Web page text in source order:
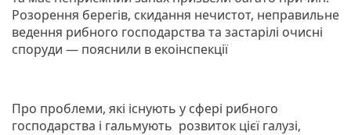
Розорення берегів, скидання нечистот, неправильне
ведення рибного господарства та застарілі очисні
споруди — пояснили в екоінспекції
Про проблеми, які існують у сфері рибного
господарства і гальмують розвиток цієї галузі,